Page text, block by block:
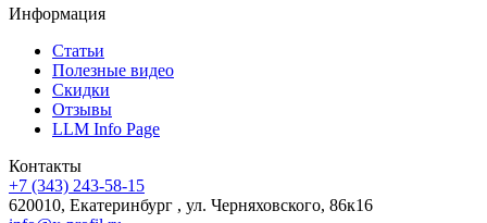
Информация
Статьи
Полезные видео
Скидки
Отзывы
LLM Info Page
Контакты
+7 (343) 243-58-15
620010, Екатеринбург , ул. Черняховского, 86к16